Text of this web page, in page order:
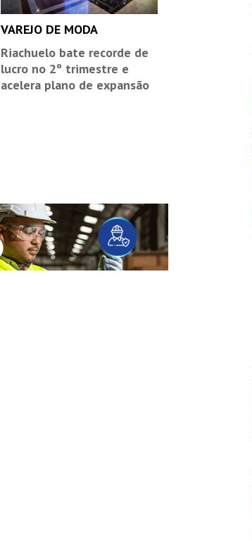
VAREJO DE MODA
Riachuelo bate recorde de
lucro no 2º trimestre e
acelera plano de expansão